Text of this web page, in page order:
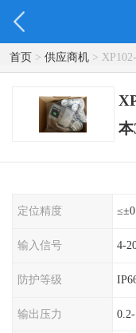
首页> 供应商机>
本
定位精度
输入信号 4-
防护等级
输出压力